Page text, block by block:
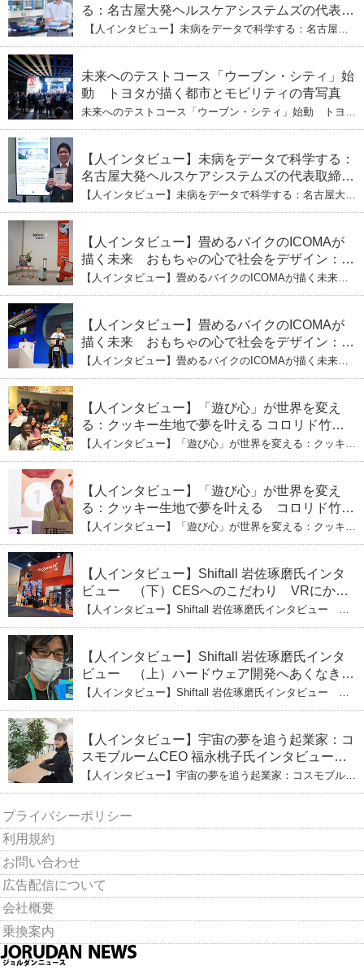
る：名古屋大発ヘルスケアシステムズの代表取
締役社長・瀧本陽介 【下】「人生80年の暇つ
ぶし」を着実に：理系ニートが挑むヘルスケア
【人インタビュー】未病をデータで科学する：名古屋大
挑むヘルスケア標準化と海外戦略
未来へのテストコース「ウーブン・シティ」始
動 トヨタが描く都市とモビリティの青写真
未来へのテストコース「ウーブン・シティ」始動 トヨタ
【人インタビュー】未病をデータで科学する：
名古屋大発ヘルスケアシステムズの代表取締役
社長・瀧本陽介 郵送検査で挑む健康の未来
【人インタビュー】未病をデータで科学する：名古屋大発
【人インタビュー】畳めるバイクのICOMAが
描く未来 おもちゃの心で社会をデザイン：株
式会社ICOMAの代表取締役・生駒崇光
（下）おもちゃで社会を変える、「トイボック
【人インタビュー】畳めるバイクのICOMAが描く未来
イボックス」というデザインメソッド
【人インタビュー】畳めるバイクのICOMAが
描く未来 おもちゃの心で社会をデザイン：株
式会社ICOMAの代表取締役・生駒崇光
（上）「変形」に魅せられたデザイナーの軌
【人インタビュー】畳めるバイクのICOMAが描く未来
ーの軌跡
【人インタビュー】「遊び心」が世界を変え
る：クッキー生地で夢を叶える コロリド竹内
ひとみ（下） 起業は「影響力」のため。愛と
笑いの子育て哲学
【人インタビュー】「遊び心」が世界を変える：クッキー
【人インタビュー】「遊び心」が世界を変え
る：クッキー生地で夢を叶える コロリド竹内
ひとみ（上） クッキー生地に込めた「誰でも
できる」という哲学
【人インタビュー】「遊び心」が世界を変える：クッキー
【人インタビュー】Shiftall 岩佐琢磨氏インタ
ビュー （下）CESへのこだわり VRにかけ
る未来
【人インタビュー】Shiftall 岩佐琢磨氏インタビュー
【人インタビュー】Shiftall 岩佐琢磨氏インタ
ビュー （上）ハードウェア開発へあくなき挑
戦 その起業の経緯とは
【人インタビュー】Shiftall 岩佐琢磨氏インタビュー
【人インタビュー】宇宙の夢を追う起業家：コ
スモブルームCEO 福永桃子氏インタビュー
（下）
【人インタビュー】宇宙の夢を追う起業家：コスモブルー
プライバシーポリシー
利用規約
お問い合わせ
広告配信について
会社概要
乗換案内